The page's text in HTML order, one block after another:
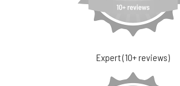
Expert (10+ reviews)